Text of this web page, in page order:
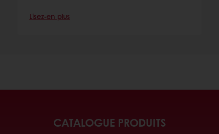
Lisez-en plus
CATALOGUE PRODUITS